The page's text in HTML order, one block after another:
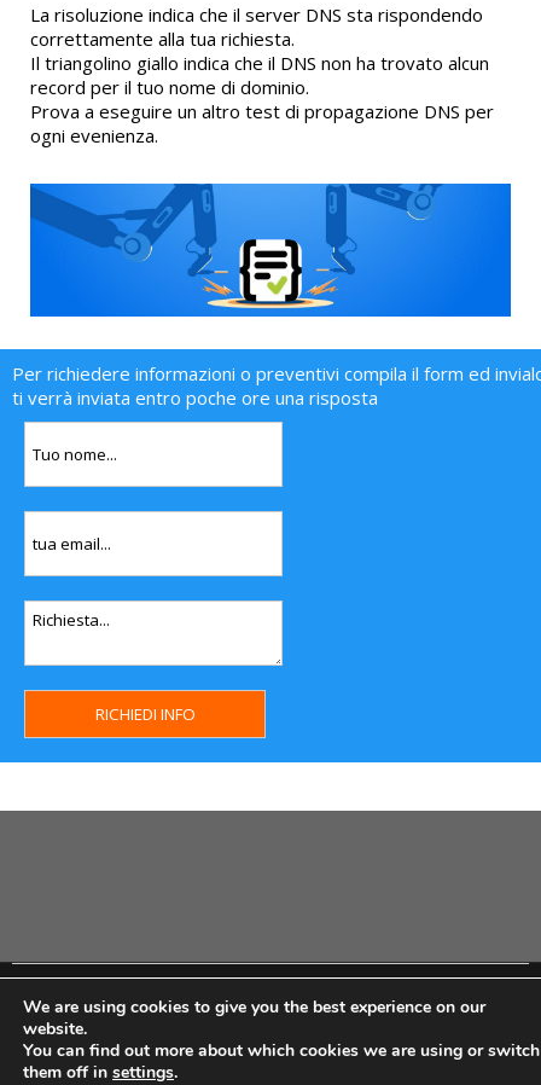
La risoluzione indica che il server DNS sta rispondendo
correttamente alla tua richiesta.
Il triangolino giallo indica che il DNS non ha trovato alcun
record per il tuo nome di dominio.
Prova a eseguire un altro test di propagazione DNS per
ogni evenienza.
Per richiedere informazioni o preventivi compila il form ed
ti verrà inviata entro poche ore una risposta
Copyright MHWeb © 2018 - Privacy & GDPR - Cookie Policy -
We are using cookies to give you the best experience on our
website.
You can find out more about which cookies we are using or switch
them off in settings.